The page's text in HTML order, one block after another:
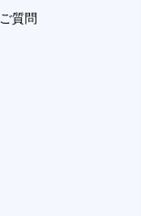
質問